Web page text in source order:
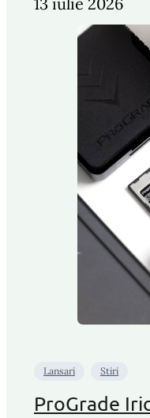
Lansari Stiri
ProGrade